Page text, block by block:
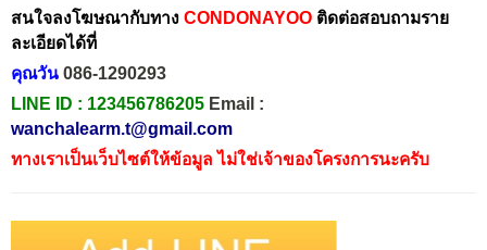
สนใจลงโฆษณากับทาง CONDONAYOO ติดต่อสอบถามราย
ละเอียดได้ที่
คุณวัน 086-1290293
LINE ID : 123456786205 Email :
wanchalearm.t@gmail.com
ทางเราเป็นเว็บไซต์ให้ข้อมูล ไม่ใช่เจ้าของโครงการนะครับ